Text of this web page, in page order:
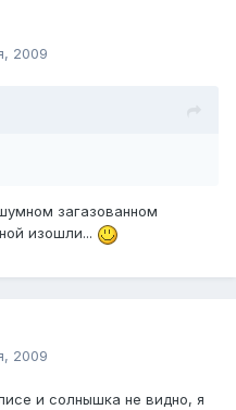
2009
загазованном
изошли...
2009
и солнышка не видно, я